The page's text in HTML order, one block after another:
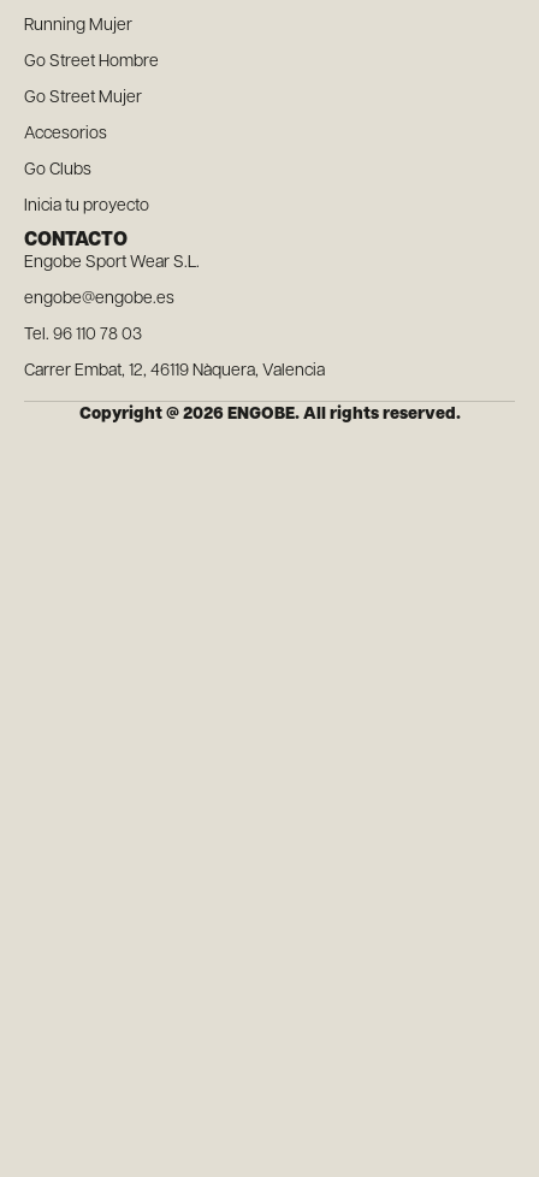
Running Mujer
Go Street Hombre
Go Street Mujer
Accesorios
Go Clubs
Inicia tu proyecto
CONTACTO
Engobe Sport Wear S.L.
engobe@engobe.es
Tel. 96 110 78 03
Carrer Embat, 12, 46119 Nàquera, Valencia
Copyright @ 2026 ENGOBE. All rights reserved.